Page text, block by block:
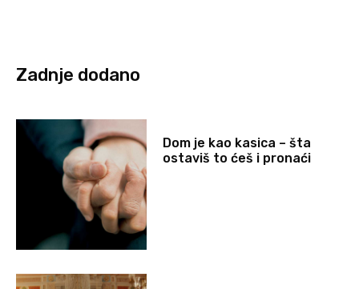
Zadnje dodano
Dom je kao kasica – šta
ostaviš to ćeš i pronaći